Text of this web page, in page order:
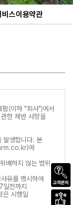
비스이용약관
팜(이하 "회사")에서
한 제반 사항을
발생합니다. 본
에
배하지 않는 범위
유를 명시하여
일전까지
은 시행일